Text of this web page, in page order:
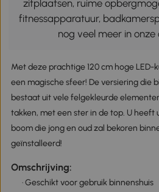
zitplaatsen, ruime
fitnessapparatuur,
nog veel meer in onze
Met deze prachtige 120 cm hoge
een magische sfeer! De versiering die
bestaat uit vele felgekleurde
takken, met een ster in de top. U
boom die jong en oud zal bekoren
geïnstalleerd!
Omschrijving:
· Geschikt voor gebruik binnenshuis